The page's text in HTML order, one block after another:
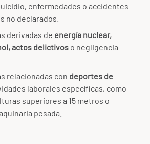
enfermedades o accidentes
no declarados.
derivadas de energía nuclear,
actos delictivos o negligencia
relacionadas con deportes de
laborales específicas, como
superiores a 15 metros o
pesada.